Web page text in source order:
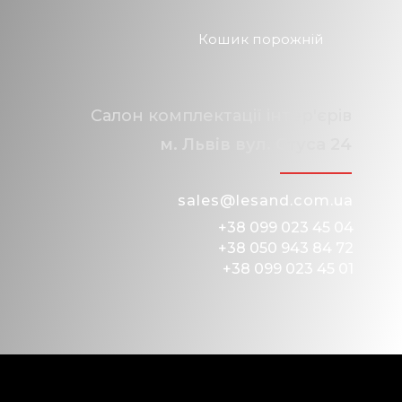
Кошик порожній
Салон комплектації інтер'єрів
м. Львів вул. Стуса 24
sales@lesand.com.ua
+38 099 023 45 04
+38 050 943 84 72
+38 099 023 45 01